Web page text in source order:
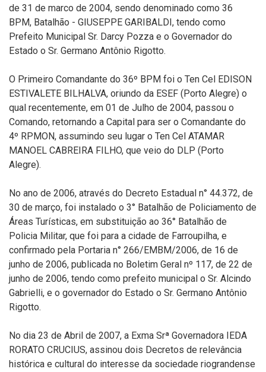
de 31 de marco de 2004, sendo denominado como 36
BPM, Batalhão - GIUSEPPE GARIBALDI, tendo como
Prefeito Municipal Sr. Darcy Pozza e o Governador do
Estado o Sr. Germano Antônio Rigotto.
O Primeiro Comandante do 36º BPM foi o Ten Cel EDISON
ESTIVALETE BILHALVA, oriundo da ESEF (Porto Alegre) o
qual recentemente, em 01 de Julho de 2004, passou o
Comando, retornando a Capital para ser o Comandante do
4º RPMON, assumindo seu lugar o Ten Cel ATAMAR
MANOEL CABREIRA FILHO, que veio do DLP (Porto
Alegre).
No ano de 2006, através do Decreto Estadual n° 44.372, de
30 de março, foi instalado o 3° Batalhão de Policiamento de
Áreas Turísticas, em substituição ao 36° Batalhão de
Policia Militar, que foi para a cidade de Farroupilha, e
confirmado pela Portaria n° 266/EMBM/2006, de 16 de
junho de 2006, publicada no Boletim Geral nº 117, de 22 de
junho de 2006, tendo como prefeito municipal o Sr. Alcindo
Gabrielli, e o governador do Estado o Sr. Germano Antônio
Rigotto.
No dia 23 de Abril de 2007, a Exma Srª Governadora IEDA
RORATO CRUCIUS, assinou dois Decretos de relevância
histórica e cultural do interesse da sociedade riograndense